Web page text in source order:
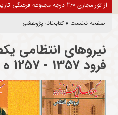
گرامی، موزه های این مجموعه تا
های اداری فعال است
صفحه نخست »کتابخانه پژوهشی
نیروهای انتظامی
فرود 1357 - 1257 ه . ش (3 جلد)